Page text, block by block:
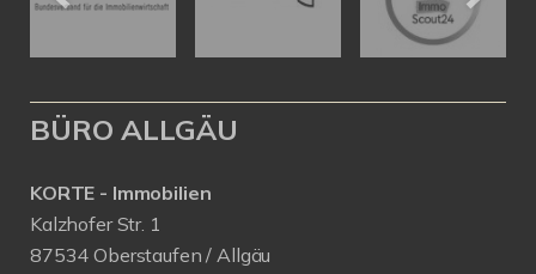
BÜRO ALLGÄU
KORTE - Immobilien
Kalzhofer Str. 1
87534 Oberstaufen / Allgäu